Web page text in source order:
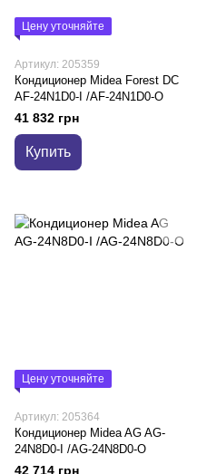
Цену уточняйте
Артикул: 205359
Кондиционер Midea Forest DC
AF-24N1D0-I /AF-24N1D0-O
41 832 грн
Купить
Цену уточняйте
Артикул: 205364
Кондиционер Midea AG AG-
24N8D0-I /AG-24N8D0-O
42 714 грн